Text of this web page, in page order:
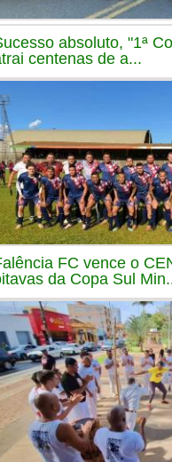
absoluto, "1ª
centenas de a...
FC vence o
da Copa Sul